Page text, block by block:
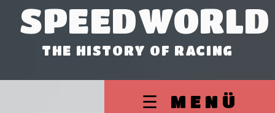
SPEEDWORLD
THE HISTORY OF RACING
☰ MENÜ